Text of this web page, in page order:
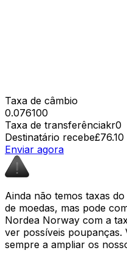
Taxa de câmbio
0.076100
Taxa de transferênciakr0
Destinatário recebe£76.10
Enviar agora
Ainda não temos taxas
de moedas, mas pode
Nordea Norway com a
ver possíveis poupanças.
sempre a ampliar os